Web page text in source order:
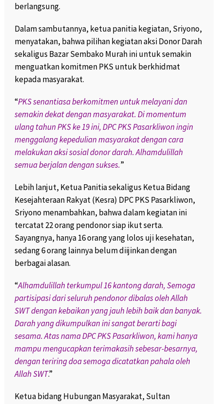
berlangsung.
Dalam sambutannya, ketua panitia kegiatan, Sriyono,
menyatakan, bahwa pilihan kegiatan aksi Donor Darah
sekaligus Bazar Sembako Murah ini untuk semakin
menguatkan komitmen PKS untuk berkhidmat
kepada masyarakat.
“PKS senantiasa berkomitmen untuk melayani dan
semakin dekat dengan masyarakat. Di momentum
ulang tahun PKS ke 19 ini, DPC PKS Pasarkliwon ingin
menggalang kepedulian masyarakat dengan cara
melakukan aksi sosial donor darah. Alhamdulillah
semua berjalan dengan sukses.”
Lebih lanjut, Ketua Panitia sekaligus Ketua Bidang
Kesejahteraan Rakyat (Kesra) DPC PKS Pasarkliwon,
Sriyono menambahkan, bahwa dalam kegiatan ini
tercatat 22 orang pendonor siap ikut serta.
Sayangnya, hanya 16 orang yang lolos uji kesehatan,
sedang 6 orang lainnya belum diijinkan dengan
berbagai alasan.
“Alhamdulillah terkumpul 16 kantong darah, Semoga
partisipasi dari seluruh pendonor dibalas oleh Allah
SWT dengan kebaikan yang jauh lebih baik dan banyak.
Darah yang dikumpulkan ini sangat berarti bagi
sesama. Atas nama DPC PKS Pasarkliwon, kami hanya
mampu mengucapkan terimakasih sebesar-besarnya,
dengan teriring doa semoga dicatatkan pahala oleh
Allah SWT.”
Ketua bidang Hubungan Masyarakat, Sultan